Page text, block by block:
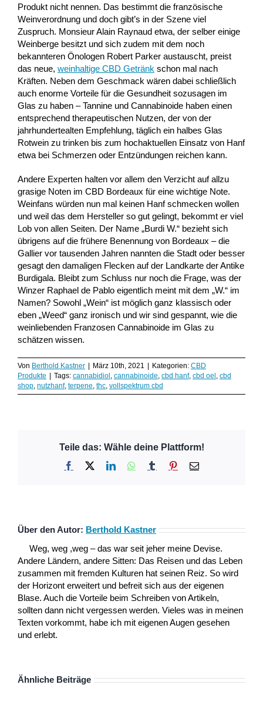
Produkt nicht nennen. Das bestimmt die französische
Weinverordnung und doch gibt’s in der Szene viel
Zuspruch. Monsieur Alain Raynaud etwa, der selber einige
Weinberge besitzt und sich zudem mit dem noch
bekannteren Önologen Robert Parker austauscht, preist
das neue, weinhaltige CBD Getränk schon mal nach
Kräften. Neben dem Geschmack wären dabei schließlich
auch enorme Vorteile für die Gesundheit sozusagen im
Glas zu haben – Tannine und Cannabinoide haben einen
entsprechend therapeutischen Nutzen, der von der
jahrhundertealten Empfehlung, täglich ein halbes Glas
Rotwein zu trinken bis zum hochaktuellen Einsatz von Hanf
etwa bei Schmerzen oder Entzündungen reichen kann.
Andere Experten halten vor allem den Verzicht auf allzu
grasige Noten im CBD Bordeaux für eine wichtige Note.
Weinfans würden nun mal keinen Hanf schmecken wollen
und weil das dem Hersteller so gut gelingt, bekommt er viel
Lob von allen Seiten. Der Name „Burdi W.“ bezieht sich
übrigens auf die frühere Benennung von Bordeaux – die
Gallier vor tausenden Jahren nannten die Stadt oder besser
gesagt den damaligen Flecken auf der Landkarte der Antike
Burdigala. Bleibt zum Schluss nur noch die Frage, was der
Winzer Raphael de Pablo eigentlich meint mit dem „W.“ im
Namen? Sowohl „Wein“ ist möglich ganz klassisch oder
eben „Weed“ ganz ironisch und wir sind gespannt, wie die
weinliebenden Franzosen Cannabinoide im Glas zu
schätzen wissen.
Von Berthold Kastner | März 10th, 2021 | Kategorien: CBD
Produkte | Tags: cannabidiol, cannabinoide, cbd hanf, cbd oel, cbd
shop, nutzhanf, terpene, thc, vollspektrum cbd
Teile das: Wähle deine Plattform!
Facebook LinkedInWhatsApp
Tumblr Pinterest
E-
Über den Autor: Berthold Kastner
Weg, weg ,weg – das war seit jeher meine Devise.
Andere Ländern, andere Sitten: Das Reisen und das Leben
zusammen mit fremden Kulturen hat seinen Reiz. So wird
der Horizont erweitert und befreit sich aus der eigenen
Blase. Auch die Vorteile beim Schreiben von Artikeln,
sollten dann nicht vergessen werden. Vieles was in meinen
Texten vorkommt, habe ich mit eigenen Augen gesehen
und erlebt.
Ähnliche Beiträge